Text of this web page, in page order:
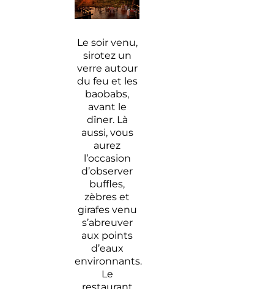
Le soir venu,
sirotez un
verre autour
du feu et les
baobabs,
avant le
dîner. Là
aussi, vous
aurez
l’occasion
d’observer
buffles,
zèbres et
girafes venu
s’abreuver
aux points
d’eaux
environnants.
Le